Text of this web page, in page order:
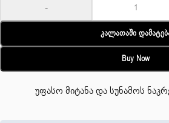
-
Კალათაში
Buy Now
უფასო მიტანა და სუნამოს